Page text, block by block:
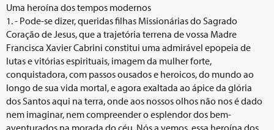
Uma heroína dos tempos modernos
1. - Pode-se dizer, queridas filhas Missionárias do Sagrado
Coração de Jesus, que a trajetória terrena de vossa Madre
Francisca Xavier Cabrini constitui uma admirável epopeia de
lutas e vitórias espirituais, imagem da mulher forte,
conquistadora, com passos ousados e heroicos, do mundo ao
longo de sua vida mortal, e agora exaltada ao ápice da glória
dos Santos aqui na terra, onde aos nossos olhos não nos é dado
nem imaginar, nem compreender o esplendor dos bem-
aventurados na morada do céu. Nós a vemos, essa heroína dos